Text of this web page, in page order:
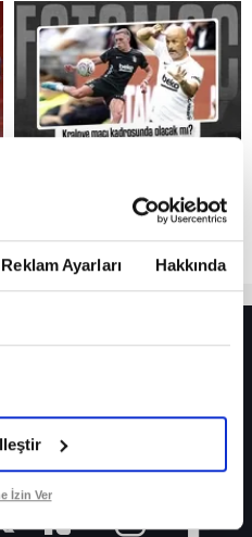
Reklam Ayarları Hakkında
İzin Ver
Devre arasında gelmişti
Greenwood için olay sözler!